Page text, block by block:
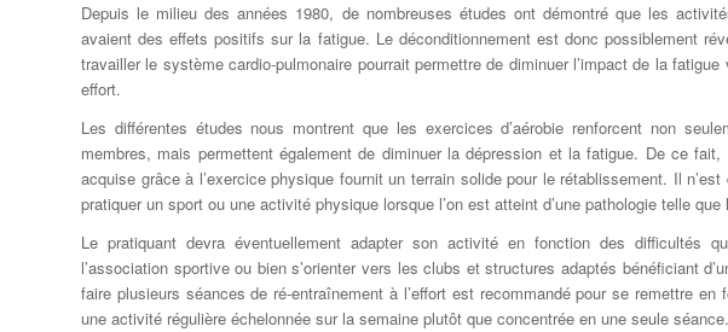
Depuis le milieu des années 1980, de nombreuses études ont démontré que les
avaient des effets positifs sur la fatigue. Le déconditionnement est donc possiblement
travailler le système cardio-pulmonaire pourrait permettre de diminuer l’impact de la fatigue
effort.
Les différentes études nous montrent que les exercices d’aérobie renforcent non
membres, mais permettent également de diminuer la dépression et la fatigue. De ce
acquise grâce à l’exercice physique fournit un terrain solide pour le rétablissement. Il
pratiquer un sport ou une activité physique lorsque l’on est atteint d’une pathologie telle que
Le pratiquant devra éventuellement adapter son activité en fonction des difficultés
l’association sportive ou bien s’orienter vers les clubs et structures adaptés bénéficiant
faire plusieurs séances de ré-entraînement à l’effort est recommandé pour se remettre
une activité régulière échelonnée sur la semaine plutôt que concentrée en une seule séance.